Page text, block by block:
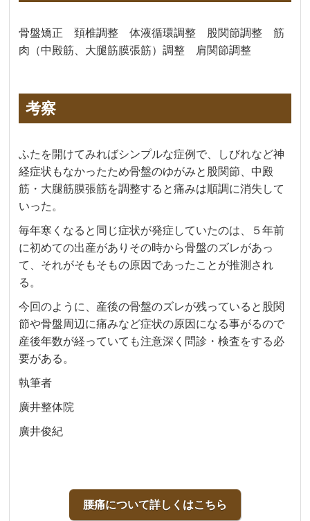
骨盤矯正 頚椎調整 体液循環調整 股関節調整 筋
肉（中殿筋、大腿筋膜張筋）調整 肩関節調整
考察
ふたを開けてみればシンプルな症例で、しびれなど神
経症状もなかったため骨盤のゆがみと股関節、中殿
筋・大腿筋膜張筋を調整すると痛みは順調に消失して
いった。
毎年寒くなると同じ症状が発症していたのは、５年前
に初めての出産がありその時から骨盤のズレがあっ
て、それがそもそもの原因であったことが推測され
る。
今回のように、産後の骨盤のズレが残っていると股関
節や骨盤周辺に痛みなど症状の原因になる事がるので
産後年数が経っていても注意深く問診・検査をする必
要がある。
執筆者
廣井整体院
廣井俊紀
腰痛について詳しくはこちら